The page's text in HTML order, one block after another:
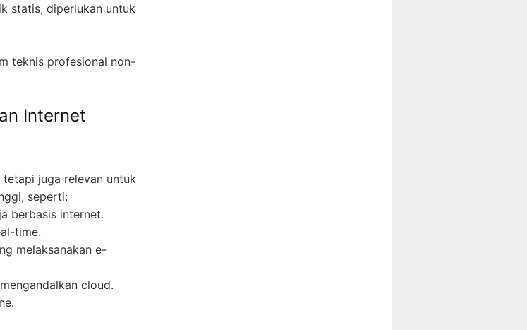
statis, diperlukan untuk
teknis profesional non-
Internet
tetapi juga relevan untuk
seperti:
berbasis internet.
time.
melaksanakan e-
cloud.